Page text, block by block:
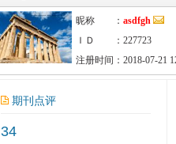
昵称 ： asdfgh
ＩＤ ：227723
注册时间：2018-07-21
期刊点评
34